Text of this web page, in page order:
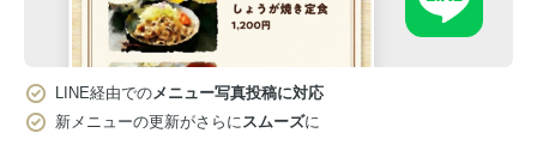
LINE経由でのメニュー写真投稿に対応
新メニューの更新がさらにスムーズに